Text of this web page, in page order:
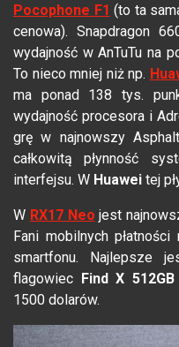
Pocophone F1 (to ta
cenowa). Snapdragon
wydajność w AnTuTu na
To nieco mniej niż np.
ma ponad 138 tys.
wydajność procesora i
grę w najnowszy
całkowitą płynność
interfejsu. W Huawei tej
W RX17 Neo jest
Fani mobilnych
smartfonu. Najlepsze
flagowiec Find X
1500 dolarów.